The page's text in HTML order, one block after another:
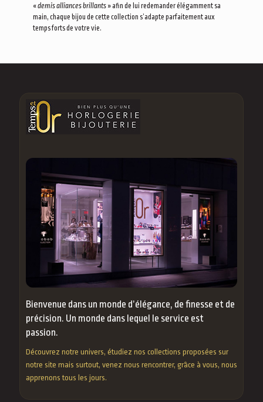
«demis alliances brillants » afin de lui redemander élégamment sa
main, chaque bijou de cette collection s’adapte parfaitement aux
temps forts de votre vie.
Bienvenue dans un monde d’élégance, de finesse et de
précision. Un monde dans lequel le service est
passion.
Découvrez notre univers, étudiez nos collections proposées sur
notre site mais surtout, venez nous rencontrer, grâce à vous, nous
apprenons tous les jours.